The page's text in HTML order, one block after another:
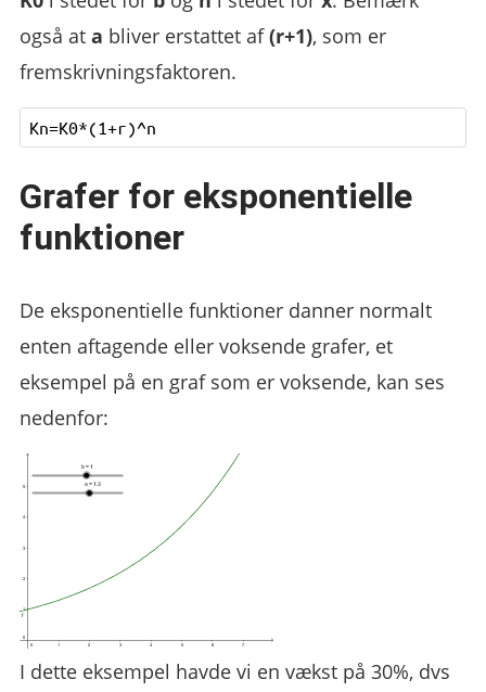
også ata bliver erstattet af(r+1), som er
fremskrivningsfaktoren.
Grafer for eksponentielle
funktioner
De eksponentielle funktioner danner normalt
enten aftagende eller voksende grafer, et
eksempel på en graf som er voksende, kan ses
nedenfor:
I dette eksempel havde vi en vækst på 30%, dvs